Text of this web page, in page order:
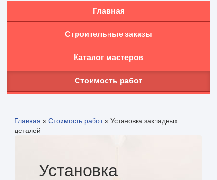
Главная
Строительные заказы
Каталог мастеров
Стоимость работ
Главная » Стоимость работ» Установка закладных
деталей
Установка